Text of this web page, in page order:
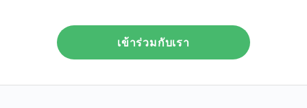
เข้าร่วมกับเรา